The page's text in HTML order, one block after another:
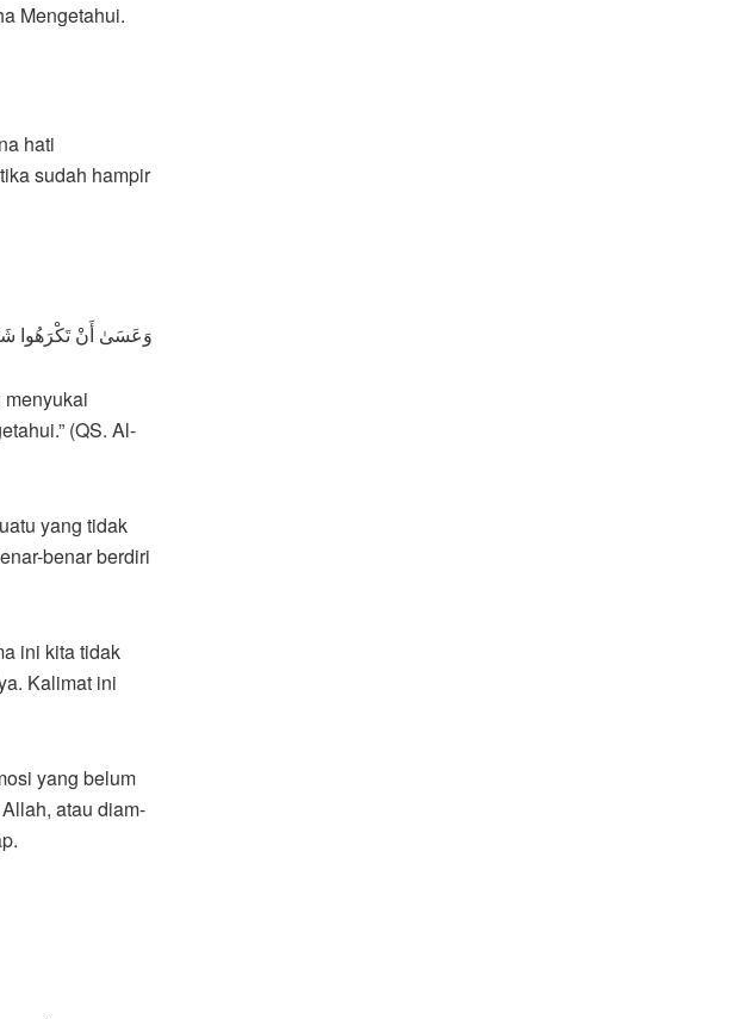
Mengetahui.
hati
sudah hampir
وَعَسَىٰ أَنْ تَكْرَهُوا
(QS. Al-
yang tidak
benar berdiri
ini kita tidak
Kalimat ini
yang belum
atau diam-